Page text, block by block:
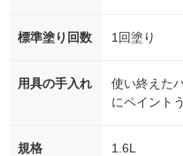
標準塗り回数 1回塗り
用具の手入れ
使い終えた
にペイント
規格 1.6L